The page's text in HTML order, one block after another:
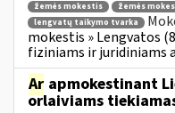
žemės mokestis žemės
lengvatų taikymo tvarka
mokestis » Lengvatos
fiziniams ir juridiniams
Ar apmokestinant
orlaiviams